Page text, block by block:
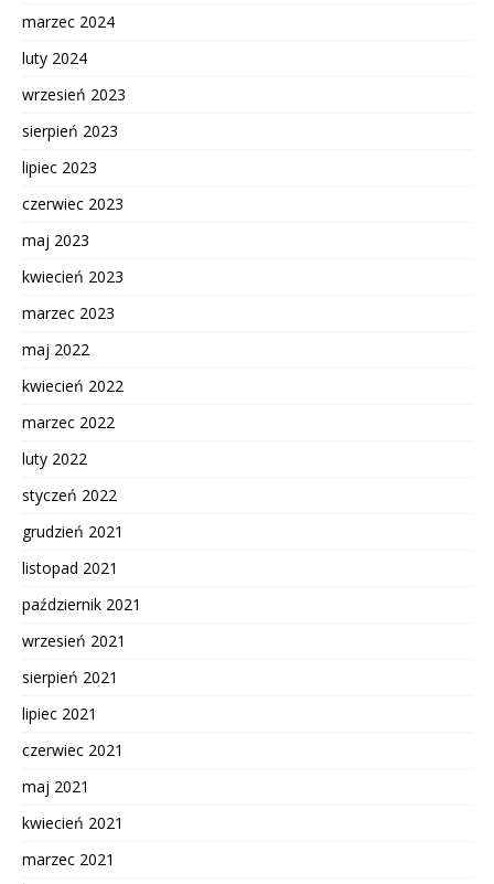
marzec 2024
luty 2024
wrzesień 2023
sierpień 2023
lipiec 2023
czerwiec 2023
maj 2023
kwiecień 2023
marzec 2023
maj 2022
kwiecień 2022
marzec 2022
luty 2022
styczeń 2022
grudzień 2021
listopad 2021
październik 2021
wrzesień 2021
sierpień 2021
lipiec 2021
czerwiec 2021
maj 2021
kwiecień 2021
marzec 2021